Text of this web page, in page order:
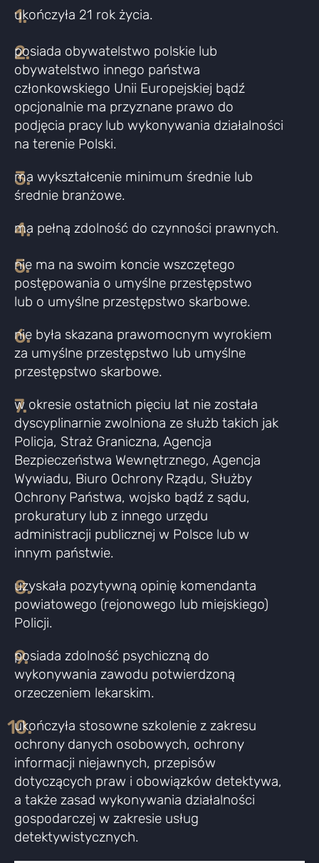
1.
ukończyła 21 rok życia.
2.
posiada obywatelstwo polskie lub
obywatelstwo innego państwa
członkowskiego Unii Europejskiej bądź
opcjonalnie ma przyznane prawo do
podjęcia pracy lub wykonywania działalności
na terenie Polski.
3.
ma wykształcenie minimum średnie lub
średnie branżowe.
4.
ma pełną zdolność do czynności prawnych.
5.
nie ma na swoim koncie wszczętego
postępowania o umyślne przestępstwo
lub o umyślne przestępstwo skarbowe.
6.
nie była skazana prawomocnym wyrokiem
za umyślne przestępstwo lub umyślne
przestępstwo skarbowe.
7.
w okresie ostatnich pięciu lat nie została
dyscyplinarnie zwolniona ze służb takich jak
Policja, Straż Graniczna, Agencja
Bezpieczeństwa Wewnętrznego, Agencja
Wywiadu, Biuro Ochrony Rządu, Służby
Ochrony Państwa, wojsko bądź z sądu,
prokuratury lub z innego urzędu
administracji publicznej w Polsce lub w
innym państwie.
8.
uzyskała pozytywną opinię komendanta
powiatowego (rejonowego lub miejskiego)
Policji.
9.
posiada zdolność psychiczną do
wykonywania zawodu potwierdzoną
orzeczeniem lekarskim.
10.
ukończyła stosowne szkolenie z zakresu
ochrony danych osobowych, ochrony
informacji niejawnych, przepisów
dotyczących praw i obowiązków detektywa,
a także zasad wykonywania działalności
gospodarczej w zakresie usług
detektywistycznych.